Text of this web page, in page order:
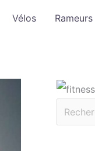
Vélos
Rameurs